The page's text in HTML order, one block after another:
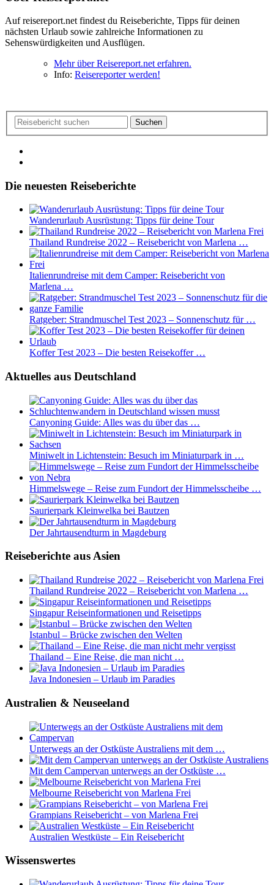
Auf reisereport.net findest du Reiseberichte, Tipps für deinen
nächsten Urlaub sowie zahlreiche Informationen zu
Sehenswürdigkeiten und Ausflügen.
Mehr über Reisereport.net erfahren.
Info: Reisereporter werden!
Suchen
Die neuesten Reiseberichte
Wanderurlaub Ausrüstung: Tipps für deine Tour
Thailand Rundreise 2022 – Reisebericht von Marlena …
Italienrundreise mit dem Camper: Reisebericht von
Marlena …
Ratgeber: Strandmuschel Test 2023 – Sonnenschutz für …
Koffer Test 2023 – Die besten Reisekoffer …
Aktuelles aus Deutschland
Canyoning Guide: Alles was du über das …
Miniwelt in Lichtenstein: Besuch im Miniaturpark in …
Himmelswege – Reise zum Fundort der Himmelsscheibe …
Saurierpark Kleinwelka bei Bautzen
Der Jahrtausendturm in Magdeburg
Reiseberichte aus Asien
Thailand Rundreise 2022 – Reisebericht von Marlena …
Singapur Reiseinformationen und Reisetipps
Istanbul – Brücke zwischen den Welten
Thailand – Eine Reise, die man nicht …
Java Indonesien – Urlaub im Paradies
Australien & Neuseeland
Unterwegs an der Ostküste Australiens mit dem …
Mit dem Campervan unterwegs an der Ostküste …
Melbourne Reisebericht von Marlena Frei
Grampians Reisebericht – von Marlena Frei
Australien Westküste – Ein Reisebericht
Wissenswertes